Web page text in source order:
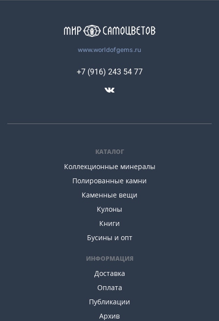
www.worldofgems.ru
КАТАЛОГ
Коллекционные минералы
Полированные камни
Каменные вещи
Кулоны
Книги
Бусины и опт
ИНФОРМАЦИЯ
Доставка
Оплата
Публикации
Архив
+7 (916) 243 54 77